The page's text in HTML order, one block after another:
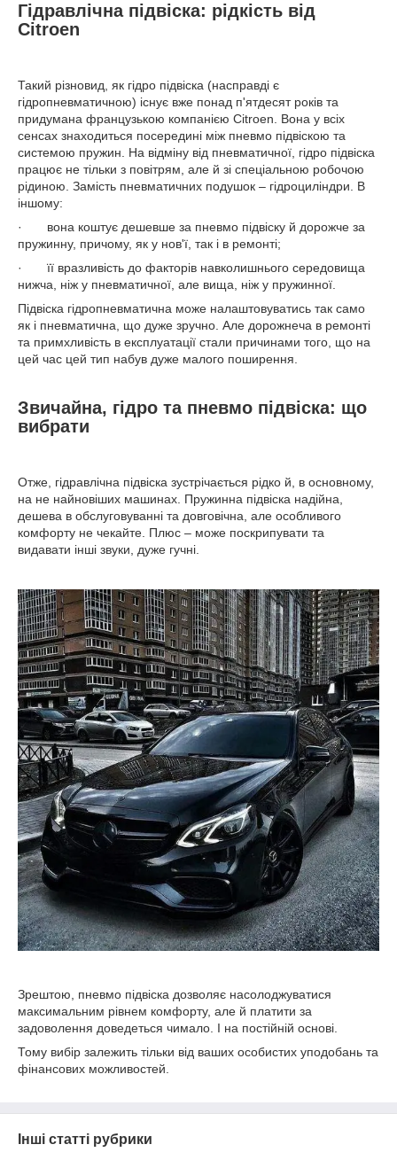
Гідравлічна підвіска: рідкість від
Citroen
Такий різновид, як гідро підвіска (насправді є
гідропневматичною) існує вже понад п'ятдесят років та
придумана французькою компанією Citroen. Вона у всіх
сенсах знаходиться посередині між пневмо підвіскою та
системою пружин. На відміну від пневматичної, гідро підвіска
працює не тільки з повітрям, але й зі спеціальною робочою
рідиною. Замість пневматичних подушок – гідроциліндри. В
іншому:
· вона коштує дешевше за пневмо підвіску й дорожче за
пружинну, причому, як у нов'ї, так і в ремонті;
· її вразливість до факторів навколишнього середовища
нижча, ніж у пневматичної, але вища, ніж у пружинної.
Підвіска гідропневматична може налаштовуватись так само
як і пневматична, що дуже зручно. Але дорожнеча в ремонті
та примхливість в експлуатації стали причинами того, що на
цей час цей тип набув дуже малого поширення.
Звичайна, гідро та пневмо підвіска: що
вибрати
Отже, гідравлічна підвіска зустрічається рідко й, в основному,
на не найновіших машинах. Пружинна підвіска надійна,
дешева в обслуговуванні та довговічна, але особливого
комфорту не чекайте. Плюс – може поскрипувати та
видавати інші звуки, дуже гучні.
Зрештою, пневмо підвіска дозволяє насолоджуватися
максимальним рівнем комфорту, але й платити за
задоволення доведеться чимало. І на постійній основі.
Тому вибір залежить тільки від ваших особистих уподобань та
фінансових можливостей.
Інші статті рубрики